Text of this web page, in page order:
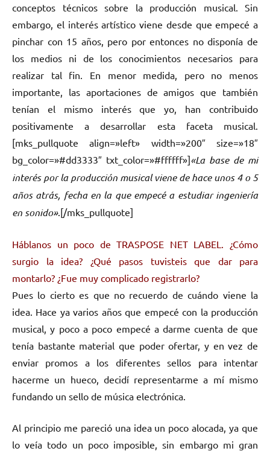
conceptos técnicos sobre la producción musical. Sin
embargo, el interés artístico viene desde que empecé a
pinchar con 15 años, pero por entonces no disponía de
los medios ni de los conocimientos necesarios para
realizar tal fin. En menor medida, pero no menos
importante, las aportaciones de amigos que también
tenían el mismo interés que yo, han contribuido
positivamente a desarrollar esta faceta musical.
[mks_pullquote align=»left» width=»200″ size=»18″
bg_color=»#dd3333″ txt_color=»#ffffff»]«La base de mi
interés por la producción musical viene de hace unos 4 o 5
años atrás, fecha en la que empecé a estudiar ingeniería
en sonido».[/mks_pullquote]
Háblanos un poco de TRASPOSE NET LABEL. ¿Cómo
surgio la idea? ¿Qué pasos tuvisteis que dar para
montarlo? ¿Fue muy complicado registrarlo?
Pues lo cierto es que no recuerdo de cuándo viene la
idea. Hace ya varios años que empecé con la producción
musical, y poco a poco empecé a darme cuenta de que
tenía bastante material que poder ofertar, y en vez de
enviar promos a los diferentes sellos para intentar
hacerme un hueco, decidí representarme a mí mismo
fundando un sello de música electrónica.
Al principio me pareció una idea un poco alocada, ya que
lo veía todo un poco imposible, sin embargo mi gran